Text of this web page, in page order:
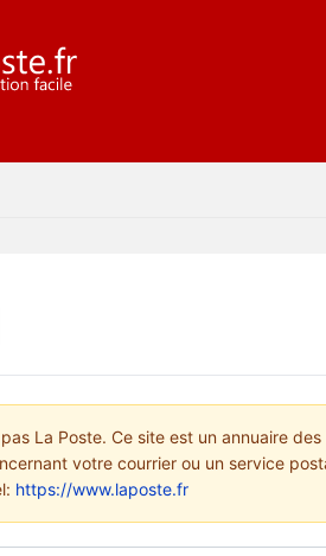
La Poste. Ce site est un annuaire
votre courrier ou un service
https://www.laposte.fr